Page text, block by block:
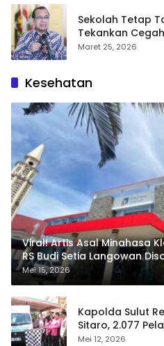
Sekolah Tetap
Tekankan
Krisis Global
Maret 25, 2026
Kesehatan
Viral! Artis Asal Minahasa
RS Budi Setia Langowan
Mei 15, 2026
Kapolda Sulut
Sitaro, 2.077
Gratis
Mei 12, 2026